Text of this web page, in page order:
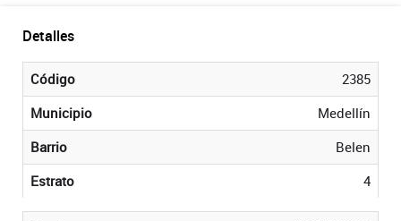
Detalles
Código
2385
Municipio
Medellín
Barrio
Belen
Estrato
4